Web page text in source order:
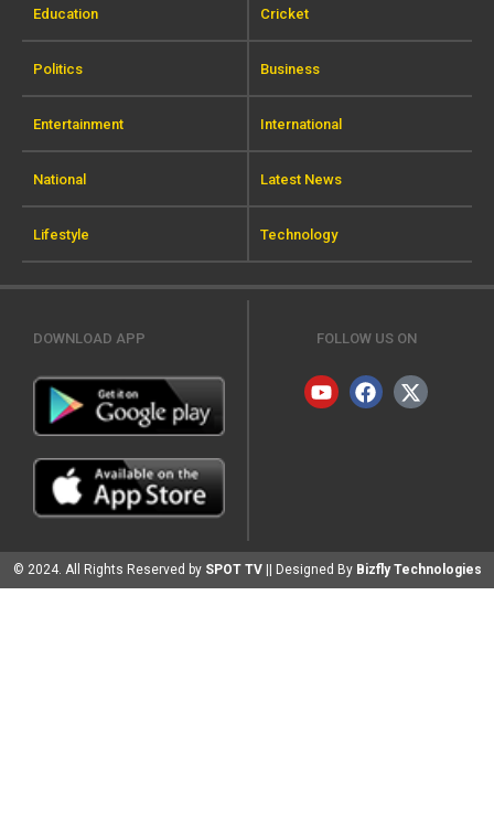
Education Cricket
Politics Business
Entertainment International
National Latest News
Lifestyle Technology
DOWNLOAD APP FOLLOW US ON
© 2024. All Rights Reserved by SPOT TV || Designed By Bizfly Technologies